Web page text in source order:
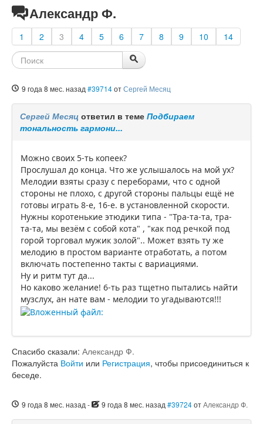
Александр Ф.
1 2 3 4 5 6 7 8 9 10 14
9 года 8 мес. назад #39714отСергей Месяц
Сергей Месяц ответил в теме Подбираем
тональность гармони...
Можно своих 5-ть копеек?
Прослушал до конца. Что же услышалось на мой ух?
Мелодии взяты сразу с переборами, что с одной
стороны не плохо, с другой стороны пальцы ещё не
готовы играть 8-е, 16-е. в установленной скорости.
Нужны коротенькие этюдики типа - "Тра-та-та, тра-
та-та, мы везём с собой кота" , "как под речкой под
горой торговал мужик золой".. Может взять ту же
мелодию в простом варианте отработать, а потом
включать постепенно такты с вариациями.
Ну и ритм тут да...
Но каково желание! 6-ть раз тщетно пытались найти
музслух, ан нате вам - мелодии то угадываются!!!
Спасибо сказали: Александр Ф.
Пожалуйста Войти или Регистрация, чтобы присоединиться к
беседе.
9 года 8 мес. назад - 9 года 8 мес. назад #39724отАлександр Ф.